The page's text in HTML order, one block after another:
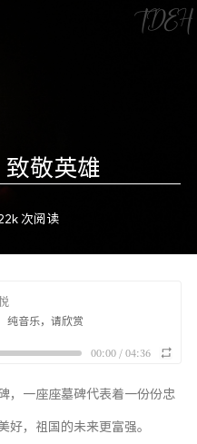
敬英雄
次阅读
纯音乐，请欣赏
00:00 /04:36
，一座座墓碑代表着一份份忠
，祖国的未来更富强。
TDEH